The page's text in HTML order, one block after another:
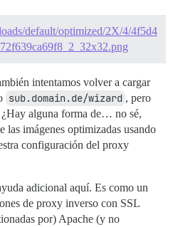
default/optimized/2X/4/4f5d4
intentamos volver a cargar
sub.domain.de/wizard , pero
alguna forma de… no sé,
las imágenes optimizadas usando
configuración del proxy
adicional aquí. Es como un
de proxy inverso con SSL
por) Apache (y no